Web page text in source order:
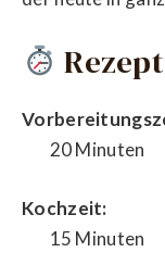
20 Minuten
Kochzeit:
15 Minuten